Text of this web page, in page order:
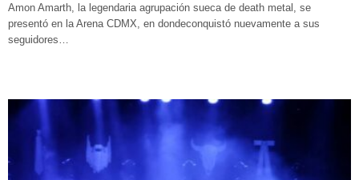
Amon Amarth, la legendaria agrupación sueca de death metal, se
presentó en la Arena CDMX, en dondeconquistó nuevamente a sus
seguidores…